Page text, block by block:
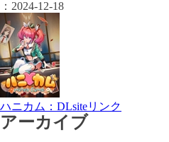
： 2024-12-18
ハニカム：DLsiteリンク
アーカイブ